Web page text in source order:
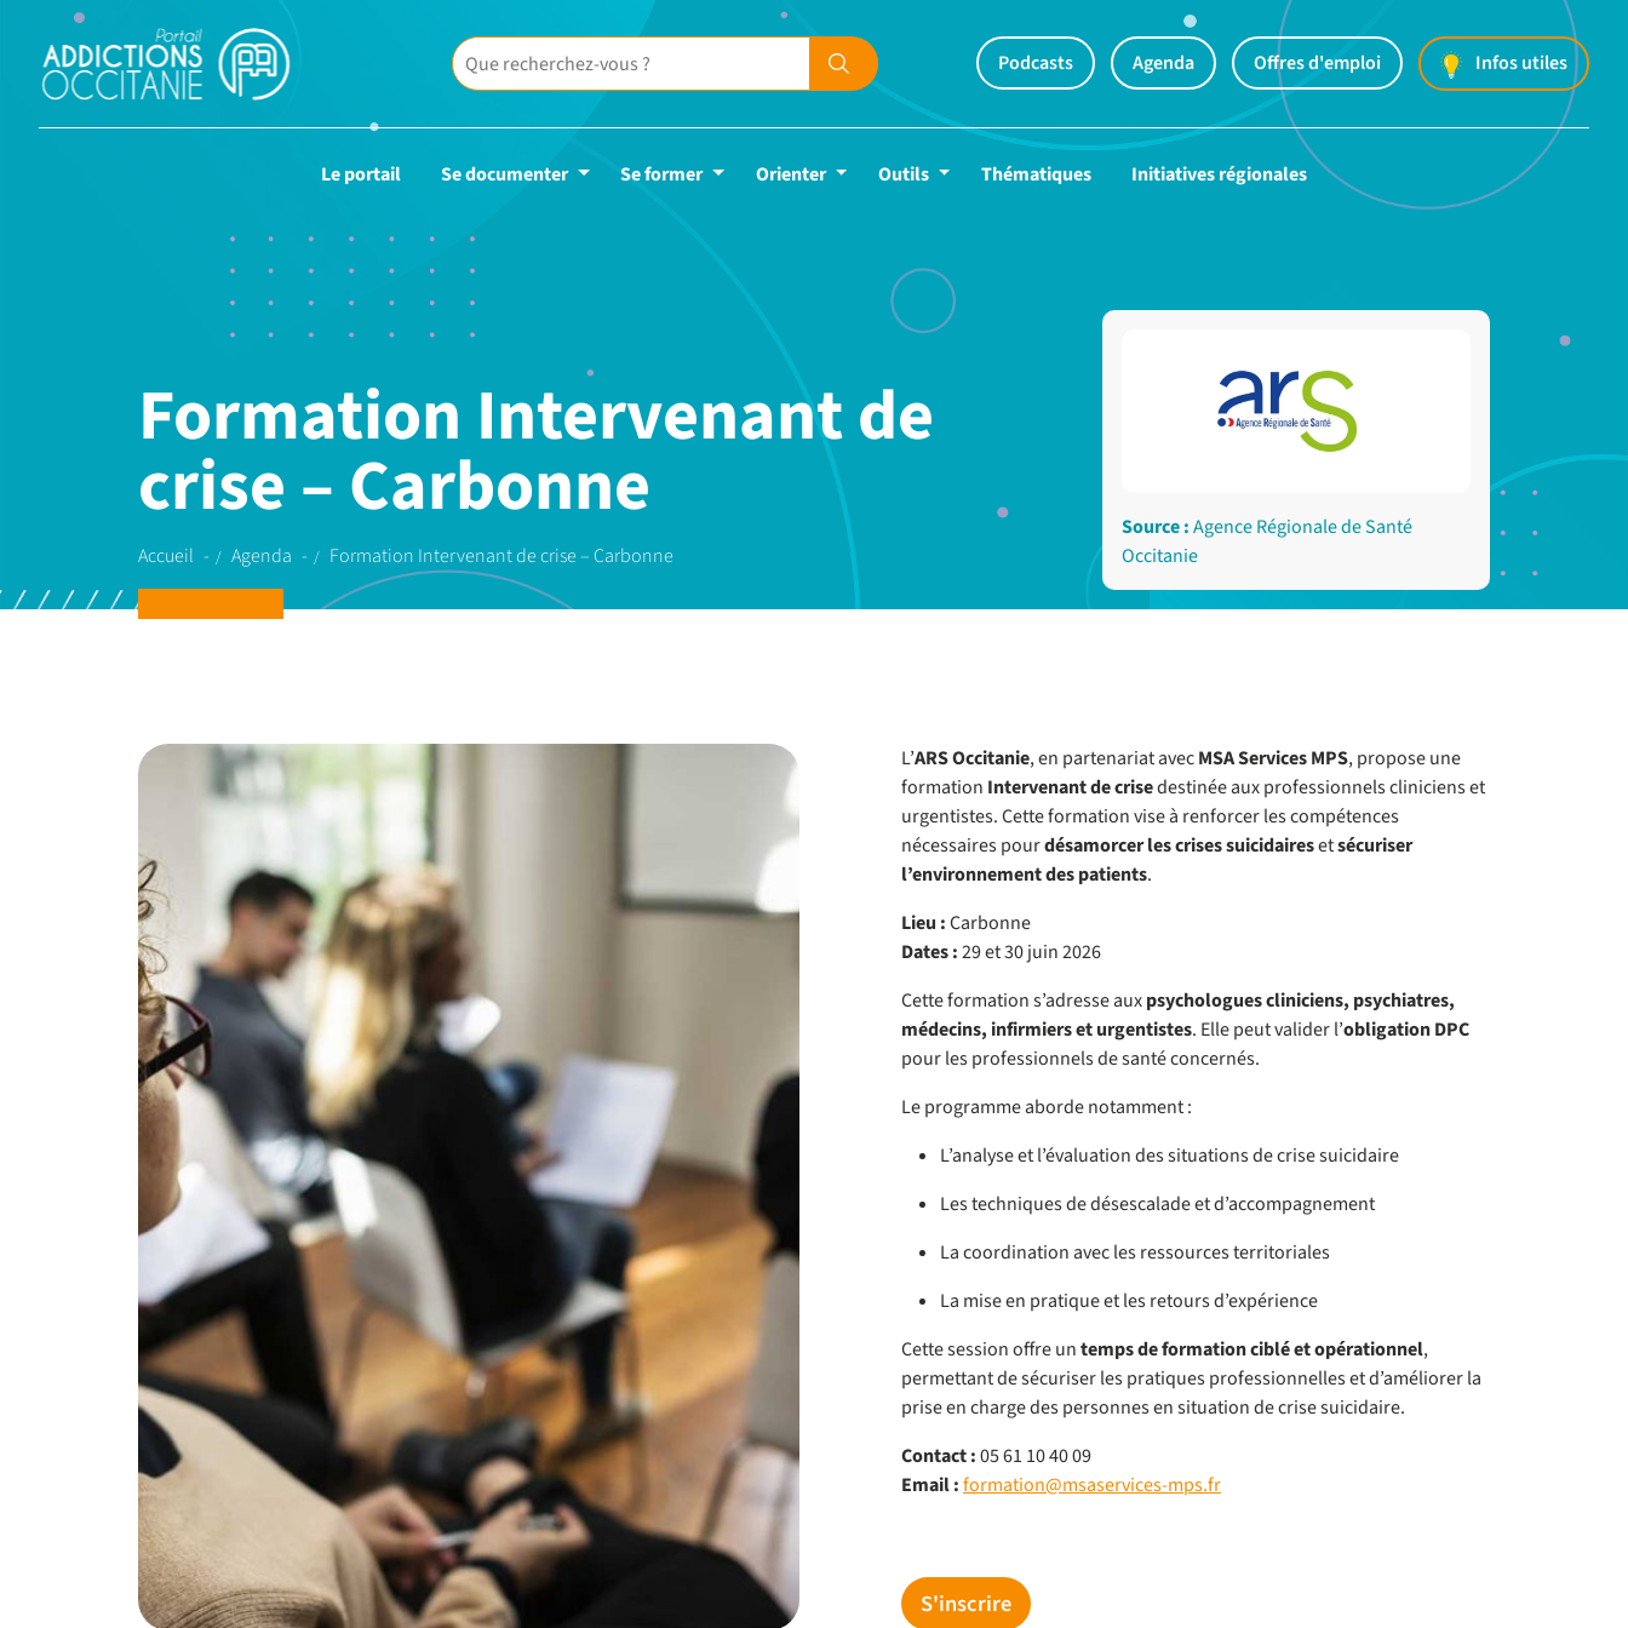
Podcasts Agenda Offres d'emploi Infos utiles
Le portail Se documenter Se former Orienter Outils Thématiques Initiatives régionales
Formation Intervenant de
crise – Carbonne
Accueil Agenda Formation Intervenant de crise – Carbonne
Source :Agence Régionale de Santé
Occitanie
L’ARS Occitanie, en partenariat avecMSA Services MPS, propose une
formation Intervenant de crisedestinée aux professionnels cliniciens et
urgentistes. Cette formation vise à renforcer les compétences
nécessaires pourdésamorcer les crises suicidairesetsécuriser
l’environnement des patients.
Lieu :Carbonne
Dates :29 et 30 juin 2026
Cette formation s’adresse auxpsychologues cliniciens, psychiatres,
médecins, infirmiers et urgentistes. Elle peut valider l’obligation DPC
pour les professionnels de santé concernés.
Le programme aborde notamment :
L’analyse et l’évaluation des situations de crise suicidaire
Les techniques de désescalade et d’accompagnement
La coordination avec les ressources territoriales
La mise en pratique et les retours d’expérience
Cette session offre untemps de formation ciblé et opérationnel,
permettant de sécuriser les pratiques professionnelles et d’améliorer la
prise en charge des personnes en situation de crise suicidaire.
Contact :05 61 10 40 09
Email :formation@msaservices-mps.fr
S'inscrire